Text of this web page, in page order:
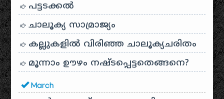
പട്ടടക്കൽ
ചാലൂക്യ സാമ്രാജ്യം
കല്ലുകളിൽ വിരിഞ്ഞ ചാലൂക്യചരിതം
മൂന്നാം ഊഴം നഷ്ടപ്പെട്ടതെങ്ങനെ?
March